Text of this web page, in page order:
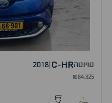
טויוטה C-HR
2018
₪84,325
1